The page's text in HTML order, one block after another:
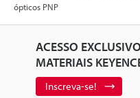
ópticos PNP
ACESSO
MATERIAIS
Inscreva-se!